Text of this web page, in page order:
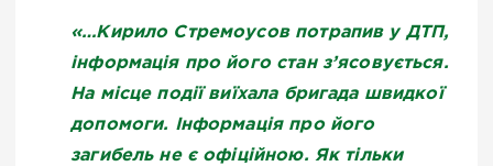
«…Кирило Стремоусов потрапив у ДТП,
інформація про його стан з’ясовується.
На місце події виїхала бригада швидкої
допомоги. Інформація про його
загибель не є офіційною. Як тільки